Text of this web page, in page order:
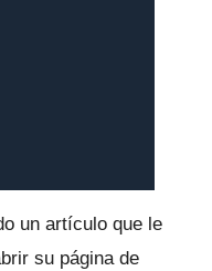
un artículo que le
su página de